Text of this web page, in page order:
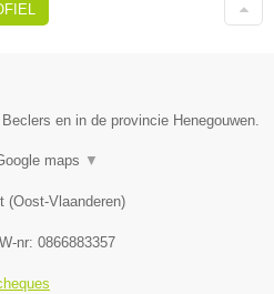
en in de provincie Henegouwen.
maps ▼
(Oost-Vlaanderen)
nr: 0866883357